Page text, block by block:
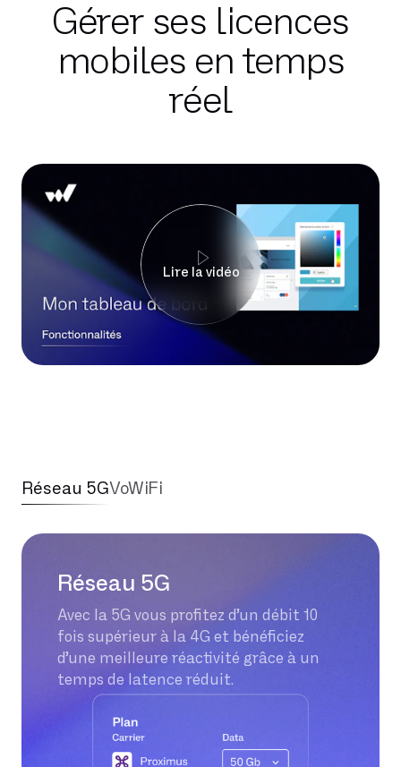
Gérer ses licences
mobiles en temps
réel
Lire la vidéo
Réseau 5GVoWiFi
Réseau 5G
Avec la 5G vous profitez d’un débit 10
fois supérieur à la 4G et bénéficiez
d’une meilleure réactivité grâce à un
temps de latence réduit.